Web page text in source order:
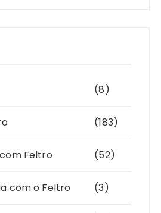
(8)
(183)
Feltro (52)
com o Feltro (3)